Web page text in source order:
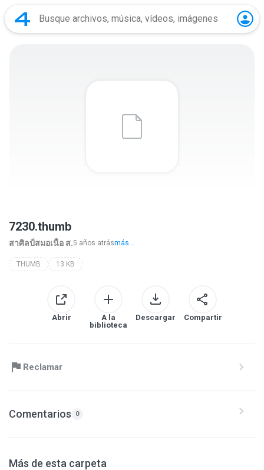
7230.thumb
สาศิลป์สมอเนื้อ ส.5 años atrásmás...
THUMB 13 KB
Abrir
A la
biblioteca
Descargar Compartir
Reclamar
Comentarios 0
Más de esta carpeta